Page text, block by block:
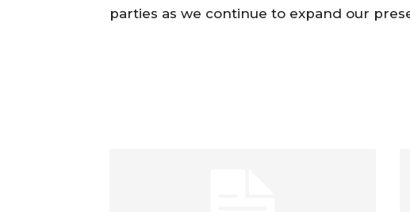
parties as we continue to expand our